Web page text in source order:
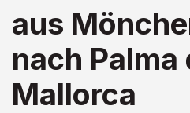
aus
nach Palma
Mallorca